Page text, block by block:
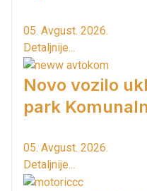
05. Avgust. 2026.
Detaljnije...
Novo vozilo
park
05. Avgust. 2026.
Detaljnije...